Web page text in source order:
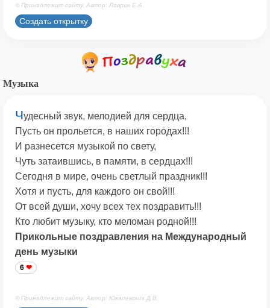
© Принадлежит сайту. Автор: Лаврик Е.А.
Создать открытку
Музыка
Чудесный звук, мелодией для сердца,
Пусть он прольется, в наших городах!!!
И разнесется музыкой по свету,
Чуть затаившись, в памяти, в сердцах!!!
Сегодня в мире, очень светлый праздник!!!
Хотя и пусть, для каждого он свой!!!
От всей души, хочу всех тех поздравить!!!
Кто любит музыку, кто меломан родной!!!
Прикольные поздравления на Международный
день музыки
6
© Принадлежит сайту. Автор: Юкалевских Д.В.